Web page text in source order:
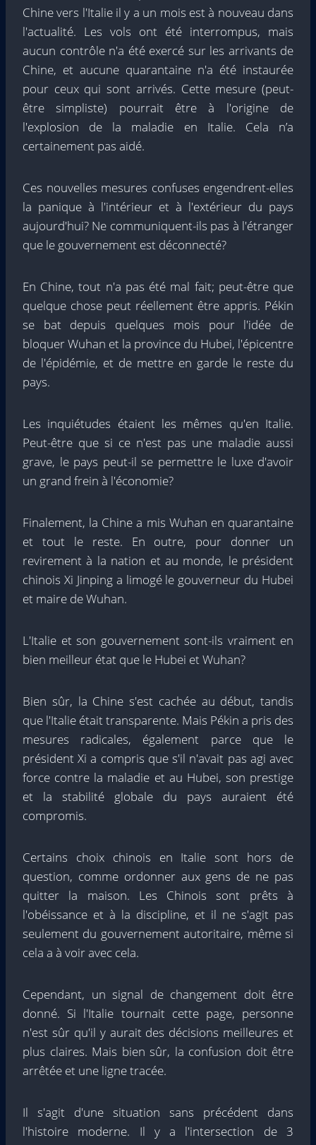
Chine vers l'Italie il y a un mois est à nouveau dans
l'actualité. Les vols ont été interrompus, mais
aucun contrôle n'a été exercé sur les arrivants de
Chine, et aucune quarantaine n'a été instaurée
pour ceux qui sont arrivés. Cette mesure (peut-
être simpliste) pourrait être à l'origine de
l'explosion de la maladie en Italie. Cela n’a
certainement pas aidé.
Ces nouvelles mesures confuses engendrent-elles
la panique à l'intérieur et à l'extérieur du pays
aujourd'hui? Ne communiquent-ils pas à l'étranger
que le gouvernement est déconnecté?
En Chine, tout n'a pas été mal fait; peut-être que
quelque chose peut réellement être appris. Pékin
se bat depuis quelques mois pour l'idée de
bloquer Wuhan et la province du Hubei, l'épicentre
de l'épidémie, et de mettre en garde le reste du
pays.
Les inquiétudes étaient les mêmes qu'en Italie.
Peut-être que si ce n'est pas une maladie aussi
grave, le pays peut-il se permettre le luxe d'avoir
un grand frein à l'économie?
Finalement, la Chine a mis Wuhan en quarantaine
et tout le reste. En outre, pour donner un
revirement à la nation et au monde, le président
chinois Xi Jinping a limogé le gouverneur du Hubei
et maire de Wuhan.
L'Italie et son gouvernement sont-ils vraiment en
bien meilleur état que le Hubei et Wuhan?
Bien sûr, la Chine s'est cachée au début, tandis
que l'Italie était transparente. Mais Pékin a pris des
mesures radicales, également parce que le
président Xi a compris que s'il n'avait pas agi avec
force contre la maladie et au Hubei, son prestige
et la stabilité globale du pays auraient été
compromis.
Certains choix chinois en Italie sont hors de
question, comme ordonner aux gens de ne pas
quitter la maison. Les Chinois sont prêts à
l'obéissance et à la discipline, et il ne s'agit pas
seulement du gouvernement autoritaire, même si
cela a à voir avec cela.
Cependant, un signal de changement doit être
donné. Si l'Italie tournait cette page, personne
n'est sûr qu'il y aurait des décisions meilleures et
plus claires. Mais bien sûr, la confusion doit être
arrêtée et une ligne tracée.
Il s'agit d'une situation sans précédent dans
l'histoire moderne. Il y a l'intersection de 3